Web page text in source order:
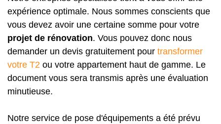
expérience optimale. Nous sommes conscients que
vous devez avoir une certaine somme pour votre
projet de rénovation. Vous pouvez donc nous
demander un devis gratuitement pour transformer
votre T2 ou votre appartement haut de gamme. Le
document vous sera transmis après une évaluation
minutieuse.
Notre service de pose d'équipements a été prévu